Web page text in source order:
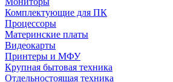
Комплектующие для ПК
Процессоры
Материнские платы
Видеокарты
Принтеры и МФУ
Крупная бытовая техника
Отдельностоящая техника